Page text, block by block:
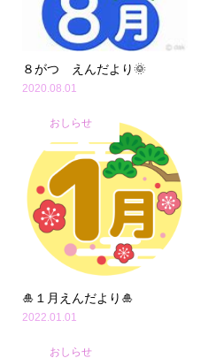
８がつ えんだより🌞
2020.08.01
おしらせ
🎍１月えんだより🎍
2022.01.01
おしらせ